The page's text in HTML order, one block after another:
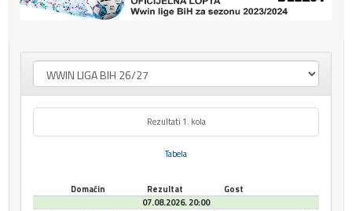
Rezultati 1. kola
Tabela
Domaćin Rezultat
Gost
07.08.2026. 20:00